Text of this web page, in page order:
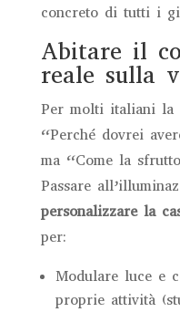
concreto di tutti i
Abitare il
reale sulla
Per molti italiani la
“Perché dovrei
ma “Come la
Passare
personalizzare la
per:
Modulare luce e
proprie attività